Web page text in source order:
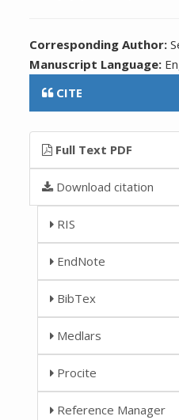
Corresponding Author:
Manuscript Language:
CITE
Full Text PDF
Download citation
RIS
EndNote
BibTex
Medlars
Procite
Reference Manager